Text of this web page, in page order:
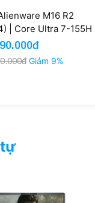
M16 R2
| Core Ultra 7-155H
SSD 1TB RTX
2K 240Hz (Outlet)
Giảm 9%